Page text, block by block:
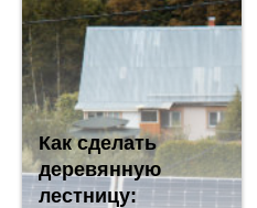
Как сделать
деревянную
лестницу: